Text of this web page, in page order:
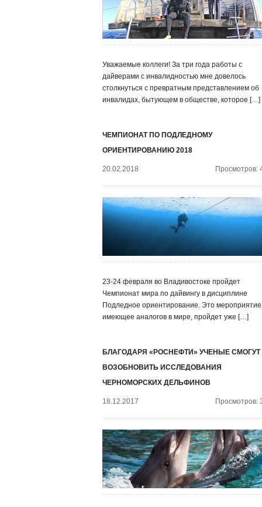
Уважаемые коллеги! За три года работы с
дайверами с инвалидностью мне довелось
столкнуться с превратным представлением об
инвалидах, бытующем в обществе, которое […]
ЧЕМПИОНАТ ПО ПОДЛЕДНОМУ
ОРИЕНТИРОВАНИЮ 2018
20.02.2018 Просмотров:
23-24 февраля во Владивостоке пройдет
Чемпионат мира по дайвингу в дисциплине
Подледное ориентирование. Это
имеющее аналогов в мире, пройдет уже […]
БЛАГОДАРЯ «РОСНЕФТИ» УЧЕНЫЕ СМОГУТ
ВОЗОБНОВИТЬ ИССЛЕДОВАНИЯ
ЧЕРНОМОРСКИХ ДЕЛЬФИНОВ
18.12.2017 Просмотров: